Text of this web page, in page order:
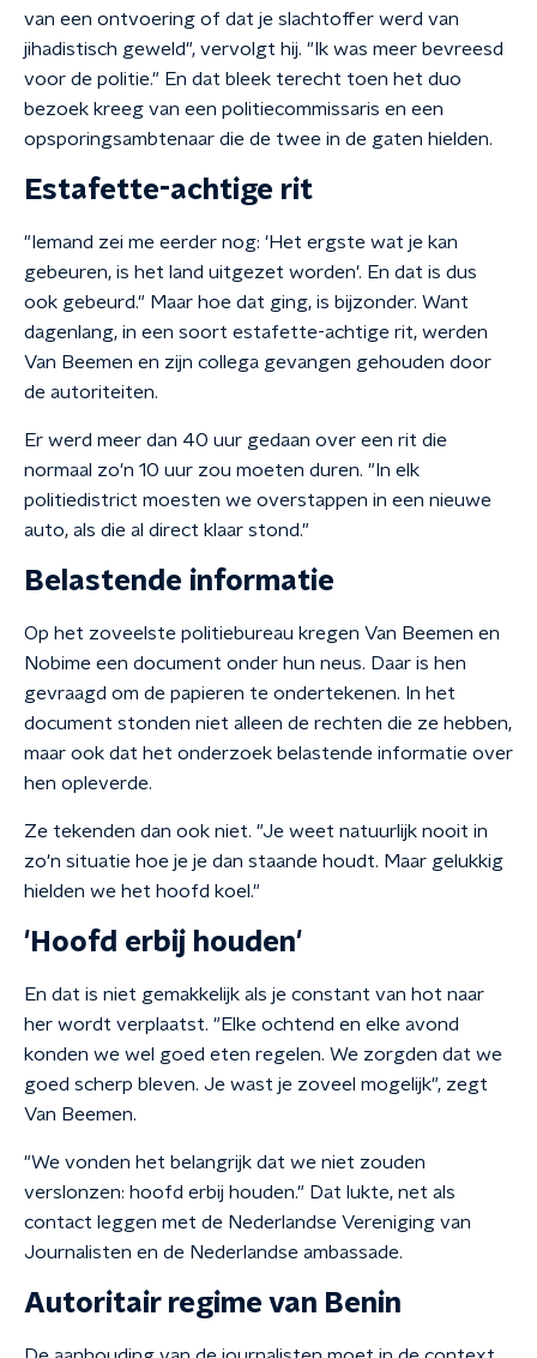
van een ontvoering of dat je slachtoffer werd van
jihadistisch geweld", vervolgt hij. "Ik was meer bevreesd
voor de politie." En dat bleek terecht toen het duo
bezoek kreeg van een politiecommissaris en een
opsporingsambtenaar die de twee in de gaten hielden.
Estafette-achtige rit
"Iemand zei me eerder nog: 'Het ergste wat je kan
gebeuren, is het land uitgezet worden'. En dat is dus
ook gebeurd." Maar hoe dat ging, is bijzonder. Want
dagenlang, in een soort estafette-achtige rit, werden
Van Beemen en zijn collega gevangen gehouden door
de autoriteiten.
Er werd meer dan 40 uur gedaan over een rit die
normaal zo'n 10 uur zou moeten duren. "In elk
politiedistrict moesten we overstappen in een nieuwe
auto, als die al direct klaar stond."
Belastende informatie
Op het zoveelste politiebureau kregen Van Beemen en
Nobime een document onder hun neus. Daar is hen
gevraagd om de papieren te ondertekenen. In het
document stonden niet alleen de rechten die ze hebben,
maar ook dat het onderzoek belastende informatie over
hen opleverde.
Ze tekenden dan ook niet. "Je weet natuurlijk nooit in
zo'n situatie hoe je je dan staande houdt. Maar gelukkig
hielden we het hoofd koel."
'Hoofd erbij houden'
En dat is niet gemakkelijk als je constant van hot naar
her wordt verplaatst. "Elke ochtend en elke avond
konden we wel goed eten regelen. We zorgden dat we
goed scherp bleven. Je wast je zoveel mogelijk", zegt
Van Beemen.
"We vonden het belangrijk dat we niet zouden
verslonzen: hoofd erbij houden." Dat lukte, net als
contact leggen met de Nederlandse Vereniging van
Journalisten en de Nederlandse ambassade.
Autoritair regime van Benin